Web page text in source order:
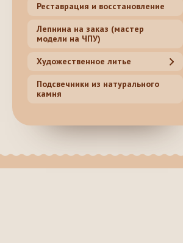
Реставрация и восстановление
Лепнина на заказ (мастер
модели на ЧПУ)
Художественное литье
Подсвечники из натурального
камня